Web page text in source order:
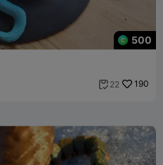
500
 22 190